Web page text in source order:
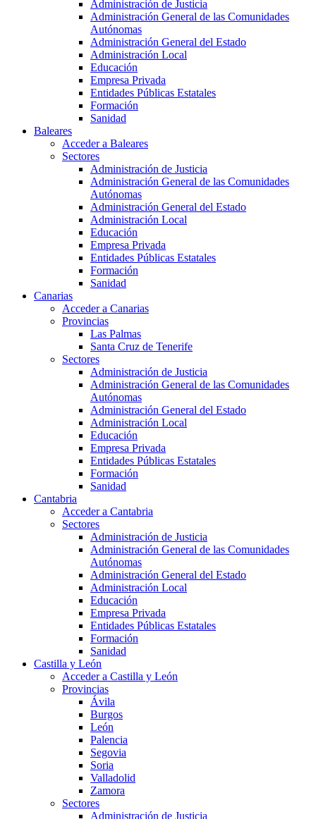
Administración de Justicia
Administración General de las Comunidades
Autónomas
Administración General del Estado
Administración Local
Educación
Empresa Privada
Entidades Públicas Estatales
Formación
Sanidad
Baleares
Acceder a Baleares
Sectores
Administración de Justicia
Administración General de las Comunidades
Autónomas
Administración General del Estado
Administración Local
Educación
Empresa Privada
Entidades Públicas Estatales
Formación
Sanidad
Canarias
Acceder a Canarias
Provincias
Las Palmas
Santa Cruz de Tenerife
Sectores
Administración de Justicia
Administración General de las Comunidades
Autónomas
Administración General del Estado
Administración Local
Educación
Empresa Privada
Entidades Públicas Estatales
Formación
Sanidad
Cantabria
Acceder a Cantabria
Sectores
Administración de Justicia
Administración General de las Comunidades
Autónomas
Administración General del Estado
Administración Local
Educación
Empresa Privada
Entidades Públicas Estatales
Formación
Sanidad
Castilla y León
Acceder a Castilla y León
Provincias
Ávila
Burgos
León
Palencia
Segovia
Soria
Valladolid
Zamora
Sectores
Administración de Justicia